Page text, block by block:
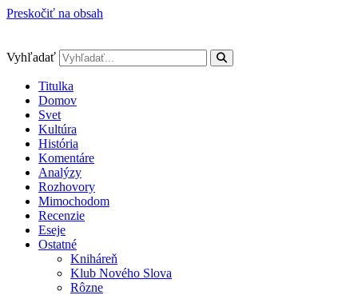
Preskočiť na obsah
Vyhľadať
Titulka
Domov
Svet
Kultúra
História
Komentáre
Analýzy
Rozhovory
Mimochodom
Recenzie
Eseje
Ostatné
Kniháreň
Klub Nového Slova
Rôzne